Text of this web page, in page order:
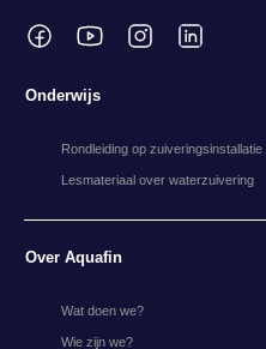
Onderwijs
Rondleiding op zuiveringsinstallatie
Lesmateriaal over waterzuivering
Over Aquafin
Wat doen we?
Wie zijn we?